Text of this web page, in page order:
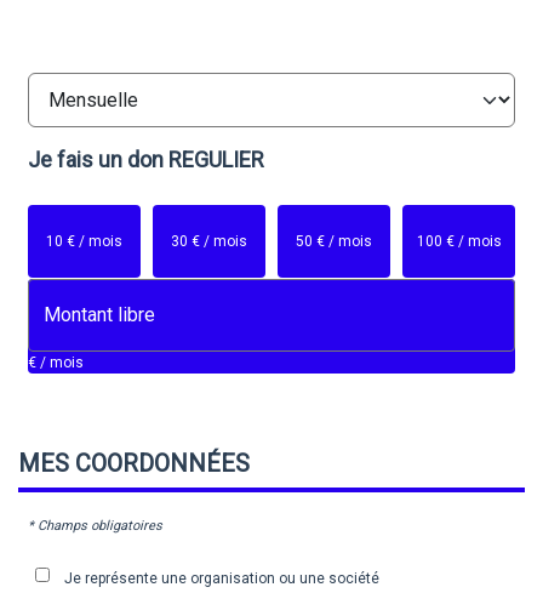
Je fais un don REGULIER
10 € / mois 30 € / mois 50 € / mois 100 € / mois
€ / mois
MES COORDONNÉES
* Champs obligatoires
Je représente une organisation ou une société